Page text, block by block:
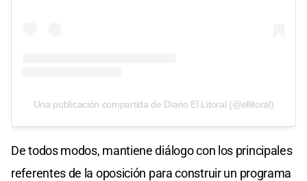
Una publicación compartida de Diario El Litoral (@ellitoral)
De todos modos, mantiene diálogo con los principales
referentes de la oposición para construir un programa